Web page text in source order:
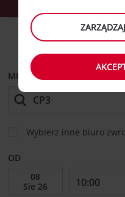
SAMOCHÓD
MIEJSCE ODBIORU
Wybierz inne biuro
OD